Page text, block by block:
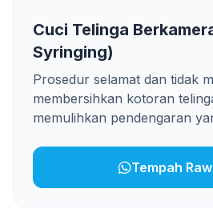
Cuci Telinga
Syringing)
Prosedur selamat dan tidak
membersihkan kotoran
memulihkan pendengaran
Tempah